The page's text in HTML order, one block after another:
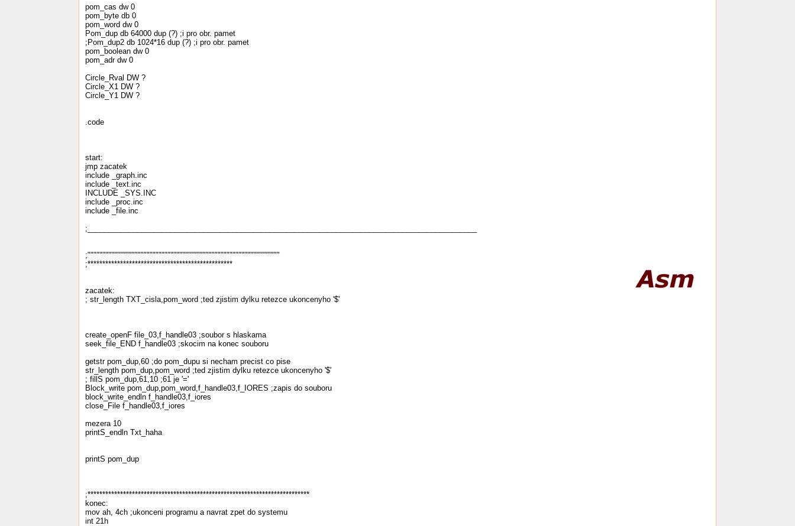
pom_cas dw 0
pom_byte db 0
pom_word dw 0
Pom_dup db 64000 dup (?) ;i pro obr. pamet
;Pom_dup2 db 1024*16 dup (?) ;i pro obr. pamet
pom_boolean dw 0
pom_adr dw 0
Circle_Rval DW ?
Circle_X1 DW ?
Circle_Y1 DW ?
.code
start:
jmp zacatek
include _graph.inc
include _text.inc
INCLUDE _SYS.INC
include _proc.inc
include _file.inc
;______________________________________________________________________________________________
;"""""""""""""""""""""""""""""""""""""""""""""""""""""""""""""""""
;*************************************************
zacatek:
; str_length TXT_cisla,pom_word ;ted zjistim dylku retezce ukoncenyho '$'
create_openF file_03,f_handle03 ;soubor s hlaskama
seek_file_END f_handle03 ;skocim na konec souboru
getstr pom_dup,60 ;do pom_dupu si necham precist co pise
str_length pom_dup,pom_word ;ted zjistim dylku retezce ukoncenyho '$'
; fillS pom_dup,61,10 ;61 je '='
Block_write pom_dup,pom_word,f_handle03,f_IORES ;zapis do souboru
block_write_endln f_handle03,f_iores
close_File f_handle03,f_iores
mezera 10
printS_endln Txt_haha
printS pom_dup
;***************************************************************************
konec:
mov ah, 4ch ;ukonceni programu a navrat zpet do systemu
int 21h